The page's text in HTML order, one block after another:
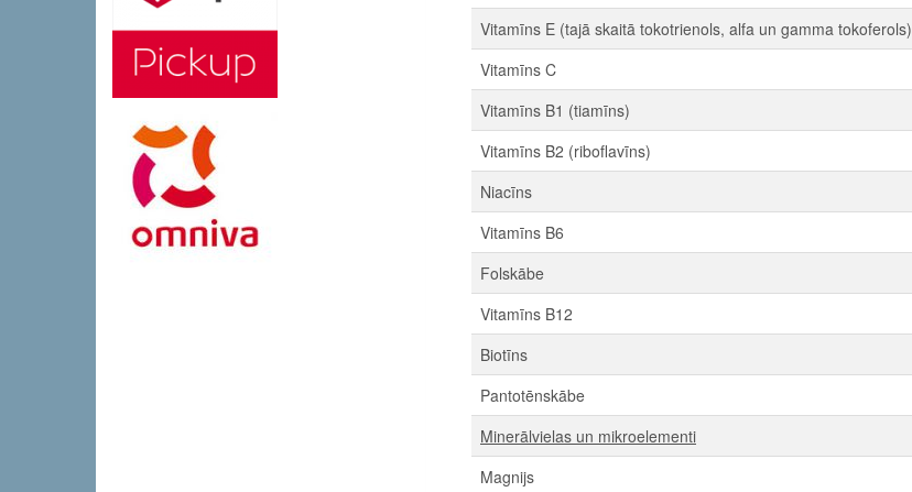
Vitamīns E (tajā skaitā tokotrienols, alfa un gamma tokoferols)
Vitamīns C
Vitamīns B1 (tiamīns)
Vitamīns B2 (riboflavīns)
Niacīns
Vitamīns B6
Folskābe
Vitamīns B12
Biotīns
Pantotēnskābe
Minerālvielas un mikroelementi
Magnijs